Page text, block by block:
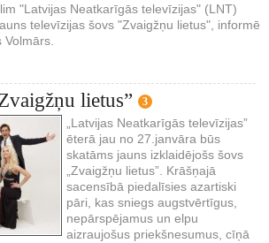
"Latvijas Neatkarīgās televīzijas" (LNT)
televīzijas šovs "Zvaigžņu lietus", informē
lietus” 3
„Latvijas Neatkarīgās televīzijas”
ēterā jau no 27.janvāra būs
skatāms jauns izklaidējošs šovs
„Zvaigžņu lietus”. Krāšņajā
sacensībā piedalīsies azartiski
pāri, kas sniegs augstvērtīgus,
nepārspējamus un elpu
aizraujošus priekšnesumus, cīņā